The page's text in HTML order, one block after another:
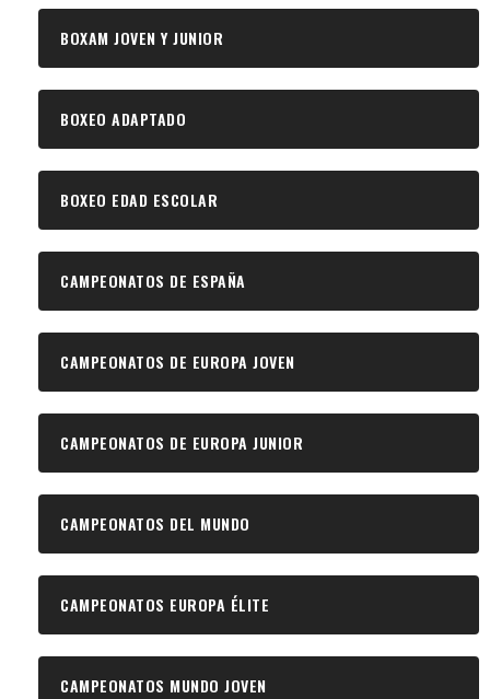
BOXAM JOVEN Y JUNIOR
BOXEO ADAPTADO
BOXEO EDAD ESCOLAR
CAMPEONATOS DE ESPAÑA
CAMPEONATOS DE EUROPA JOVEN
CAMPEONATOS DE EUROPA JUNIOR
CAMPEONATOS DEL MUNDO
CAMPEONATOS EUROPA ÉLITE
CAMPEONATOS MUNDO JOVEN